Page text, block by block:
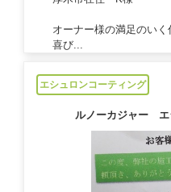
オーナー様の満足のい
喜び...
エシュロンコーティング
ルノーカジャー エ